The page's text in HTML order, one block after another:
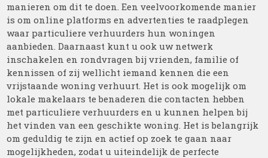
manieren om dit te doen. Een veelvoorkomende manier
is om online platforms en advertenties te raadplegen
waar particuliere verhuurders hun woningen
aanbieden. Daarnaast kunt u ook uw netwerk
inschakelen en rondvragen bij vrienden, familie of
kennissen of zij wellicht iemand kennen die een
vrijstaande woning verhuurt. Het is ook mogelijk om
lokale makelaars te benaderen die contacten hebben
met particuliere verhuurders en u kunnen helpen bij
het vinden van een geschikte woning. Het is belangrijk
om geduldig te zijn en actief op zoek te gaan naar
mogelijkheden, zodat u uiteindelijk de perfecte